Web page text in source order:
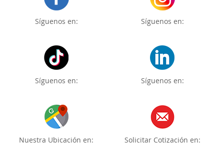
Síguenos en: Síguenos en:
Síguenos en: Síguenos en:
Nuestra Ubicación en: Solicitar Cotización en: